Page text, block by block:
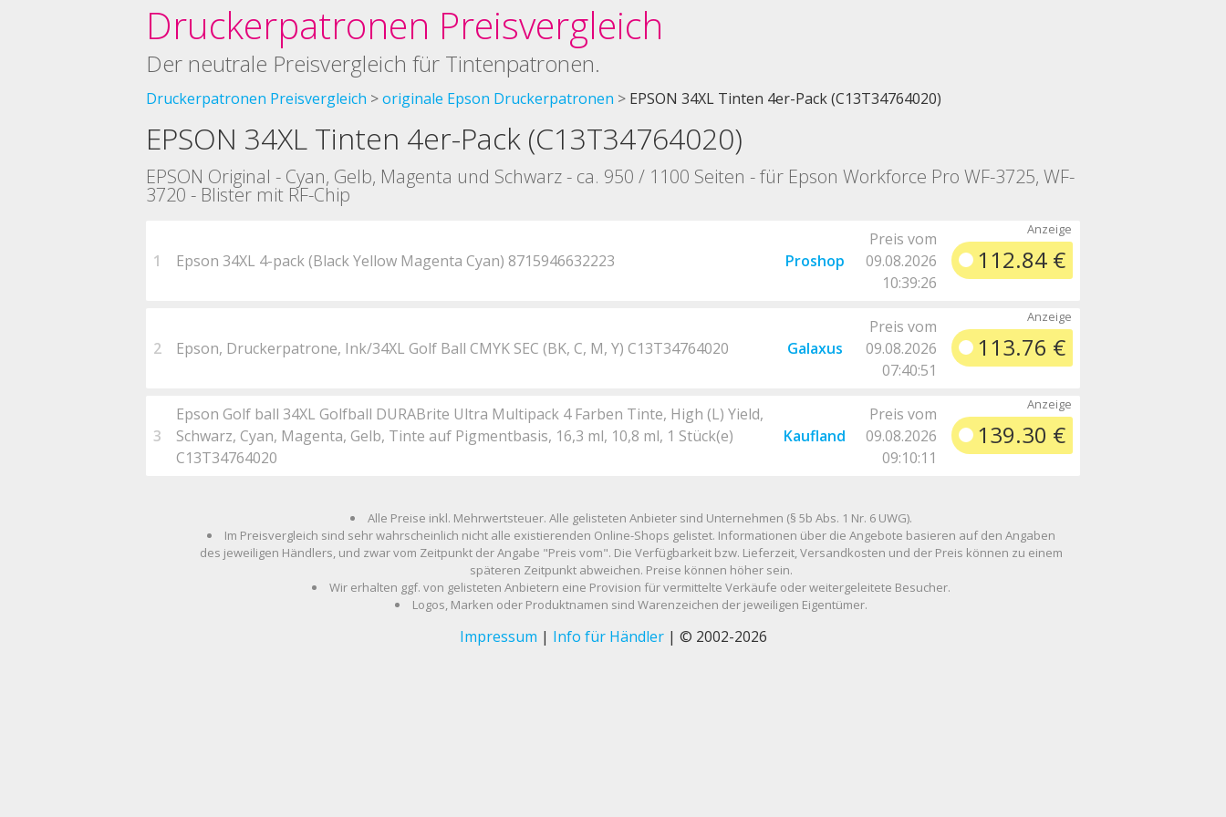
Druckerpatronen Preisvergleich
Der neutrale Preisvergleich für Tintenpatronen.
Druckerpatronen Preisvergleich originale Epson Druckerpatronen EPSON 34XL Tinten 4er-Pack (C13T34764020)
EPSON 34XL Tinten 4er-Pack (C13T34764020)
EPSON Original - Cyan, Gelb, Magenta und Schwarz - ca. 950 / 1100 Seiten - für Epson Workforce Pro WF-3725, WF-
3720 - Blister mit RF-Chip
1 Epson 34XL 4-pack (Black Yellow Magenta Cyan) 8715946632223 Proshop
Preis vom
09.08.2026
10:39:26
112.84 €
2 Epson, Druckerpatrone, Ink/34XL Golf Ball CMYK SEC (BK, C, M, Y) C13T34764020 Galaxus
Preis vom
09.08.2026
07:40:51
113.76 €
3
Epson Golf ball 34XL Golfball DURABrite Ultra Multipack 4 Farben Tinte, High (L) Yield,
Schwarz, Cyan, Magenta, Gelb, Tinte auf Pigmentbasis, 16,3 ml, 10,8 ml, 1 Stück(e)
C13T34764020
Kaufland
Preis vom
09.08.2026
09:10:11
139.30 €
Alle Preise inkl. Mehrwertsteuer. Alle gelisteten Anbieter sind Unternehmen (§ 5b Abs. 1 Nr. 6 UWG).
Im Preisvergleich sind sehr wahrscheinlich nicht alle existierenden Online-Shops gelistet. Informationen über die Angebote basieren auf den Angaben
des jeweiligen Händlers, und zwar vom Zeitpunkt der Angabe "Preis vom". Die Verfügbarkeit bzw. Lieferzeit, Versandkosten und der Preis können zu einem
späteren Zeitpunkt abweichen. Preise können höher sein.
Wir erhalten ggf. von gelisteten Anbietern eine Provision für vermittelte Verkäufe oder weitergeleitete Besucher.
Logos, Marken oder Produktnamen sind Warenzeichen der jeweiligen Eigentümer.
Impressum | Info für Händler| © 2002-2026